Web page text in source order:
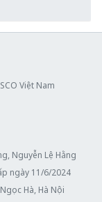
Việt Nam
Nguyễn Lệ Hằng
ngày 11/6/2024
Hà, Hà Nội